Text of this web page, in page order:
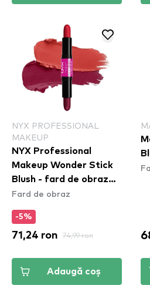
NYX PROFESSIONAL
MAKEUP
NYX Professional
Makeup Wonder Stick
Blush - fard de obraz
Bright Amber & Fuschia
Fard de obraz
-5%
71,24 ron 74,99 ron
Adaugă coș